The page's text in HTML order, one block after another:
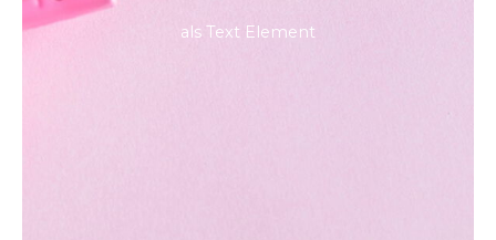
als Text Element